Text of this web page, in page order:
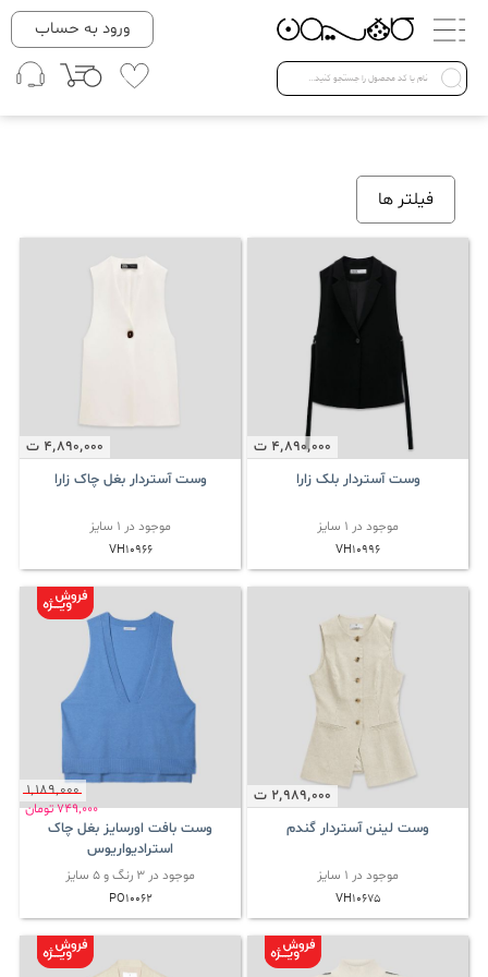
دسته بندی ها
Open submenu ( لباس زنانه )
لباس زنانه
Open submenu ( لباس کودک )
لباس کودک
ورود به حساب
فیلتر ها
4٬890٬000 ت
وست آستردار بلک زارا
موجود در 1 سایز
VH10996
4٬890٬000 ت
وست آستردار بغل چاک زارا
موجود در 1 سایز
VH10966
2٬989٬000 ت
وست لینن آستردار گندم
موجود در 1 سایز
VH10675
1٬189٬000
749٬000تومان
وست بافت اورسایز بغل چاک
استرادیواریوس
موجود در 3 رنگ و 5 سایز
PO10062